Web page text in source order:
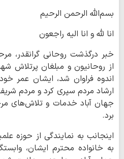
بسم‌الله الرحمن الرحیم
انا لله و انا الیه راجعون
خبر درگذشت روحانی گرانقدر،
از روحانیون و مبلغان پرتلاش
اندوه فراوان شد، ایشان عمر
ارشاد مردم سپری کرد و مردم
جهان آباد خدمات و تلاش‌های
برد.
اینجانب به نمایندگی از حوزه
به خانواده محترم ایشان،